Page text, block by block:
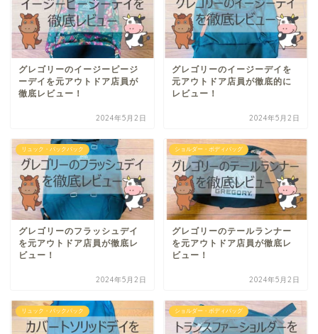
グレゴリーのイージーピージ
ーデイを元アウトドア店員が
徹底レビュー！
2024年5月2日
グレゴリーのイージーデイを
元アウトドア店員が徹底的に
レビュー！
2024年5月2日
リュック・バックパック
グレゴリーのフラッシュデイ
を元アウトドア店員が徹底レ
ビュー！
2024年5月2日
ショルダー・ボディバッグ
グレゴリーのテールランナー
を元アウトドア店員が徹底レ
ビュー！
2024年5月2日
リュック・バックパック ショルダー・ボディバッグ